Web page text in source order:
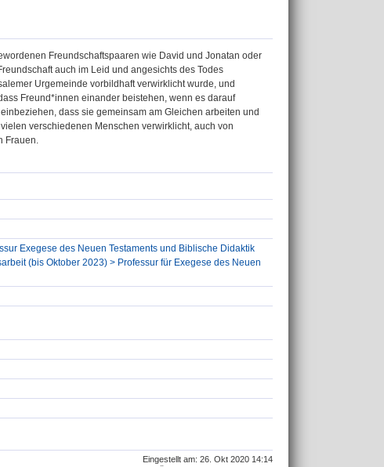
Freundschaftspaaren wie David und Jonatan oder
auch im Leid und angesichts des Todes
Urgemeinde vorbildhaft verwirklicht wurde, und
Freund*innen einander beistehen, wenn es darauf
dass sie gemeinsam am Gleichen arbeiten und
verschiedenen Menschen verwirklicht, auch von
Frauen.
Exegese des Neuen Testaments und Biblische Didaktik
(bis Oktober 2023) > Professur für Exegese des Neuen
Eingestellt am: 26. Okt 2020 14:14